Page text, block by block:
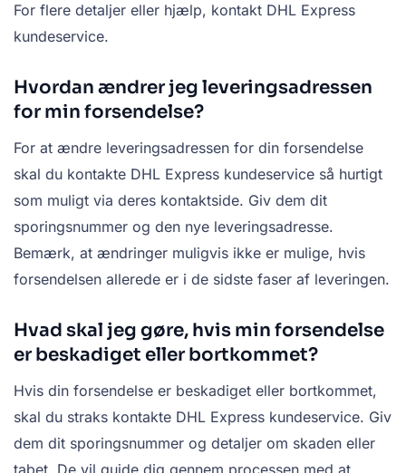
For flere detaljer eller hjælp, kontakt DHL Express
kundeservice.
Hvordan ændrer jeg leveringsadressen
for min forsendelse?
For at ændre leveringsadressen for din forsendelse
skal du kontakte DHL Express kundeservice så hurtigt
som muligt via deres kontaktside. Giv dem dit
sporingsnummer og den nye leveringsadresse.
Bemærk, at ændringer muligvis ikke er mulige, hvis
forsendelsen allerede er i de sidste faser af leveringen.
Hvad skal jeg gøre, hvis min forsendelse
er beskadiget eller bortkommet?
Hvis din forsendelse er beskadiget eller bortkommet,
skal du straks kontakte DHL Express kundeservice. Giv
dem dit sporingsnummer og detaljer om skaden eller